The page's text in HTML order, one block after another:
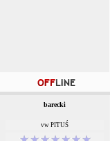
barecki
vw PITUŚ